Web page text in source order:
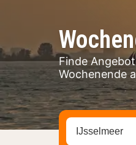
Finde
Wochenende
Stadt,